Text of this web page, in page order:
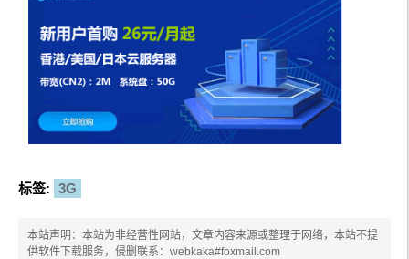
标签: 3G
本站声明：本站为非经营性网站，文章内容来源或整理于网络，本站不提
供软件下载服务，侵删联系：webkaka#foxmail.com